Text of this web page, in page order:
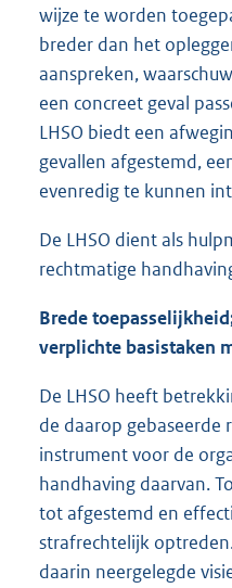
wijze te worden
breder dan het
aanspreken,
een concreet geval
LHSO biedt een
gevallen afgestemd,
evenredig te kunnen
De LHSO dient als
rechtmatige
Brede
verplichte basistaken
De LHSO heeft
de daarop gebaseerde
instrument voor de
handhaving daarvan.
tot afgestemd en
strafrechtelijk
daarin neergelegde